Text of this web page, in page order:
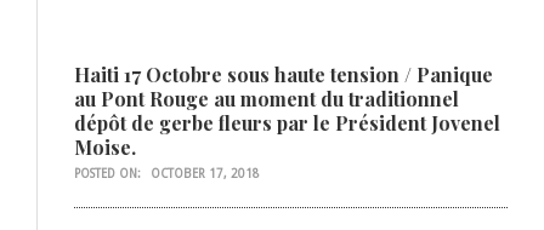
Haiti 17 Octobre sous haute tension / Panique
au Pont Rouge au moment du traditionnel
dépôt de gerbe fleurs par le Président Jovenel
Moise.
POSTED ON: OCTOBER 17, 2018